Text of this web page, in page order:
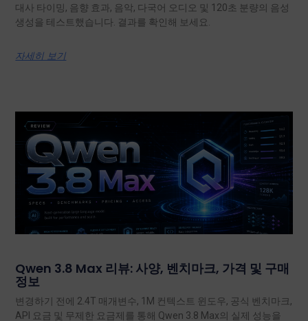
대사 타이밍, 음향 효과, 음악, 다국어 오디오 및 120초 분량의 음성
생성을 테스트했습니다. 결과를 확인해 보세요.
자세히 보기
Qwen 3.8 Max 리뷰: 사양, 벤치마크, 가격 및 구매
정보
변경하기 전에 2.4T 매개변수, 1M 컨텍스트 윈도우, 공식 벤치마크,
API 요금 및 무제한 요금제를 통해 Qwen 3.8 Max의 실제 성능을